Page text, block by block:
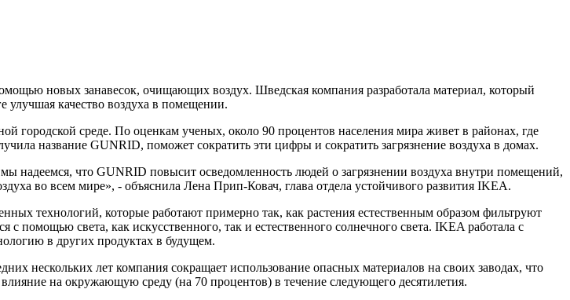
новых занавесок, очищающих воздух. Шведская компания разработала материал, который
улучшая качество воздуха в помещении.
городской среде. По оценкам ученых, около 90 процентов населения мира живет в районах, где
название GUNRID, поможет сократить эти цифры и сократить загрязнение воздуха в домах.
что GUNRID повысит осведомленность людей о загрязнении воздуха внутри помещений,
во всем мире», - объяснила Лена Прип-Ковач, глава отдела устойчивого развития IKEA.
технологий, которые работают примерно так, как растения естественным образом фильтруют
помощью света, как искусственного, так и естественного солнечного света. IKEA работала с
в других продуктах в будущем.
нескольких лет компания сокращает использование опасных материалов на своих заводах, что
на окружающую среду (на 70 процентов) в течение следующего десятилетия.